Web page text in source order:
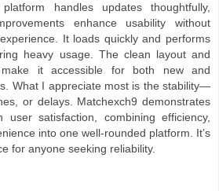
handles updates thoughtfully,
enhance usability without
It loads quickly and performs
heavy usage. The clean layout and
it accessible for both new and
What I appreciate most is the stability—
or delays. Matchexch9 demonstrates
satisfaction, combining efficiency,
into one well-rounded platform. It’s
for anyone seeking reliability.